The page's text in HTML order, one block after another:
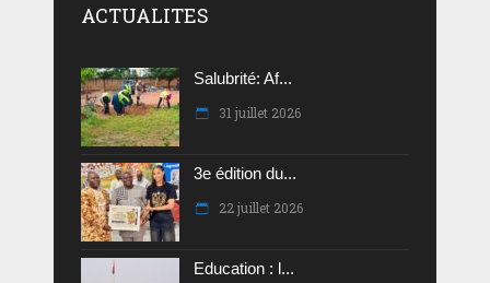
ACTUALITES
Salubrité: Af...
31 juillet 2026
3e édition du...
22 juillet 2026
Education : l...